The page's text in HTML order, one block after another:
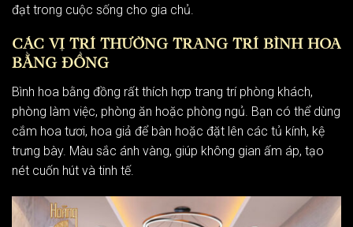
đạt trong cuộc sống cho gia chủ.
CÁC VỊ TRÍ THƯỜNG TRANG TRÍ BÌNH HOA
BẰNG ĐỒNG
Bình hoa bằng đồng rất thích hợp trang trí phòng khách,
phòng làm việc, phòng ăn hoặc phòng ngủ. Bạn có thể dùng
cắm hoa tươi, hoa giả để bàn hoặc đặt lên các tủ kính, kệ
trưng bày. Màu sắc ánh vàng, giúp không gian ấm áp, tạo
nét cuốn hút và tinh tế.